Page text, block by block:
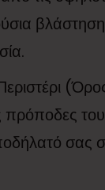
πρόποδες
σας